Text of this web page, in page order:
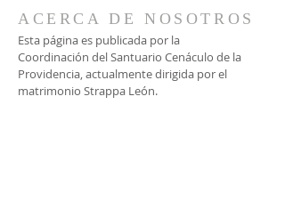
ACERCA DE NOSOTROS
Esta página es publicada por la
Coordinación del Santuario Cenáculo de la
Providencia, actualmente dirigida por el
matrimonio Strappa León.